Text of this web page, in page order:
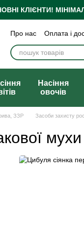
КЛІЄНТИ!
Про нас Оплата і
Бренди
Блог
Публічна оферта
Насіння
овочів
ЗЗР Засоби захисту
мухи